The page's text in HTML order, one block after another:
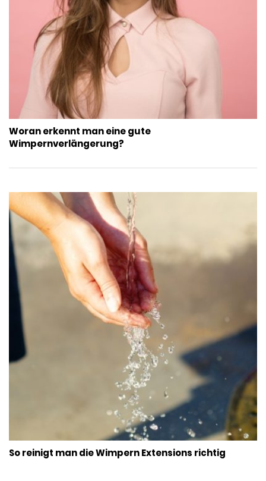
Woran erkennt man eine gute
Wimpernverlängerung?
So reinigt man die Wimpern Extensions richtig